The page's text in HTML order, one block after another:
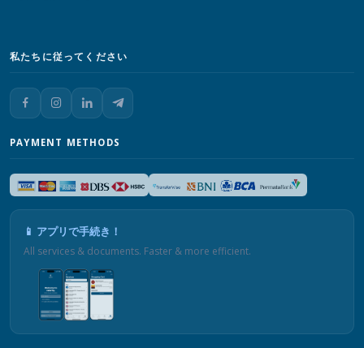
私たちに従ってください
PAYMENT METHODS
📱 アプリで手続き！
All services & documents. Faster & more efficient.